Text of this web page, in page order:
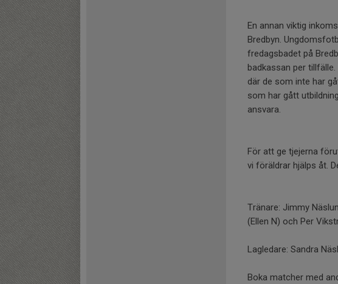
En annan viktig
Bredbyn.
fredagsbadet på
badkassan per
där de som inte har
som har gått
ansvara.
För att ge tjejerna
vi föräldrar hjälps åt.
Tränare: Jimmy
(Ellen N) och Per
Lagledare: Sandra
Boka matcher med